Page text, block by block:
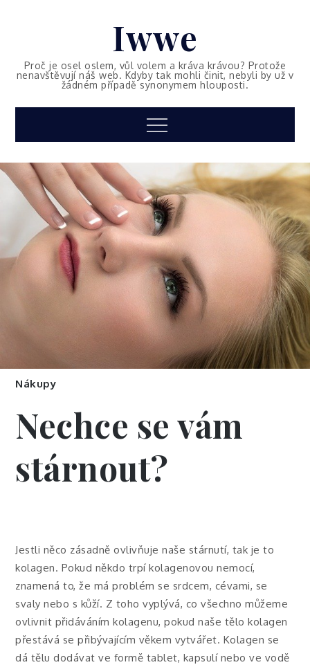
Iwwe
Proč je osel oslem, vůl volem a kráva krávou? Protože
nenavštěvují náš web. Kdyby tak mohli činit, nebyli by už v
žádném případě synonymem hlouposti.
Menu
Nákupy
Nechce se vám
stárnout?
Jestli něco zásadně ovlivňuje naše stárnutí, tak je to
kolagen. Pokud někdo trpí kolagenovou nemocí,
znamená to, že má problém se srdcem, cévami, se
svaly nebo s kůží. Z toho vyplývá, co všechno můžeme
ovlivnit přidáváním kolagenu, pokud naše tělo kolagen
přestává se přibývajícím věkem vytvářet. Kolagen se
dá tělu dodávat ve formě tablet, kapsulí nebo ve vodě